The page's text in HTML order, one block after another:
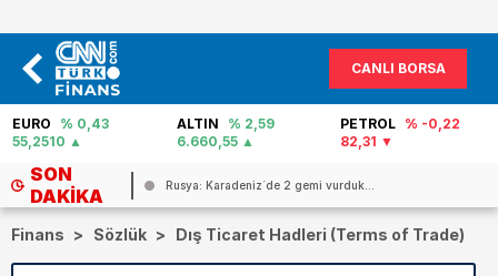
CANLI BORSA
EURO
% 0,43
55,2510
ALTIN
% 2,59
6.660,55
PETROL % -0,22
82,31
SON
DAKIKA
Rusya: Karadeniz`de 2 gemi vurduk...
Finans > Sözlük > Dış Ticaret Hadleri (Terms of Trade)